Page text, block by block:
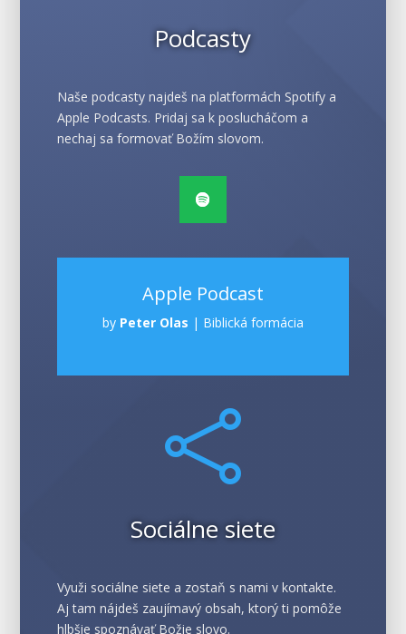
Podcasty
Naše podcasty najdeš na platformách Spotify a
Apple Podcasts. Pridaj sa k poslucháčom a
nechaj sa formovať Božím slovom.
Apple Podcast
by Peter Olas | Biblická formácia

Sociálne siete
Využi sociálne siete a zostaň s nami v kontakte.
Aj tam nájdeš zaujímavý obsah, ktorý ti pomôže
hlbšie spoznávať Božie slovo.